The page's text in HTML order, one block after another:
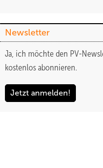
Newsletter
Ja, ich möchte den PV-
kostenlos abonnieren.
Jetzt anmelden!